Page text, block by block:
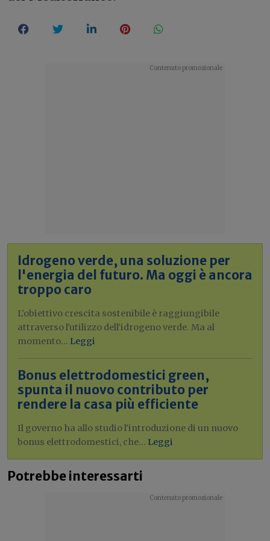
Idrogeno verde, una soluzione per
l'energia del futuro. Ma oggi è ancora
troppo caro
L'obiettivo crescita sostenibile è raggiungibile
attraverso l'utilizzo dell'idrogeno verde. Ma al
momento... Leggi
Bonus elettrodomestici green,
spunta il nuovo contributo per
rendere la casa più efficiente
Il governo ha allo studio l'introduzione di un nuovo
bonus elettrodomestici, che... Leggi
Potrebbe interessarti